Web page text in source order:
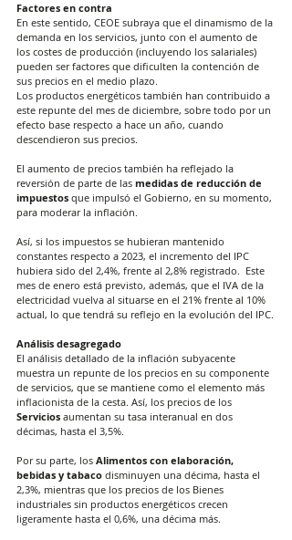
Factores en contra
En este sentido, CEOE subraya que el dinamismo de la
demanda en los servicios, junto con el aumento de
los costes de producción (incluyendo los salariales)
pueden ser factores que dificulten la contención de
sus precios en el medio plazo.
Los productos energéticos también han contribuido a
este repunte del mes de diciembre, sobre todo por un
efecto base respecto a hace un año, cuando
descendieron sus precios.
El aumento de precios también ha reflejado la
reversión de parte de las medidas de reducción de
impuestos que impulsó el Gobierno, en su momento,
para moderar la inflación.
Así, si los impuestos se hubieran mantenido
constantes respecto a 2023, el incremento del IPC
hubiera sido del 2,4%, frente al 2,8% registrado.  Este
mes de enero está previsto, además, que el IVA de la
electricidad vuelva al situarse en el 21% frente al 10%
actual, lo que tendrá su reflejo en la evolución del IPC.
Análisis desagregado
El análisis detallado de la inflación subyacente
muestra un repunte de los precios en su componente
de servicios, que se mantiene como el elemento más
inflacionista de la cesta. Así, los precios de los
Servicios aumentan su tasa interanual en dos
décimas, hasta el 3,5%.
Por su parte, los Alimentos con elaboración,
bebidas y tabaco disminuyen una décima, hasta el
2,3%, mientras que los precios de los Bienes
industriales sin productos energéticos crecen
ligeramente hasta el 0,6%, una décima más.